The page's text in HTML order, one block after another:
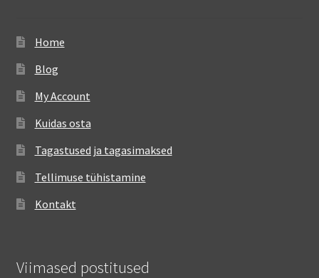
Home
Blog
My Account
Kuidas osta
Tagastused ja tagasimaksed
Tellimuse tühistamine
Kontakt
Viimased postitused